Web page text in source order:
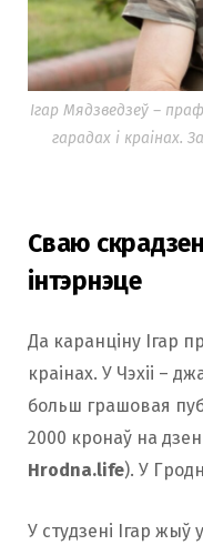
Ігар Мядзведзеў –
гарадах і краінах.
Сваю
інтэрнэце
Да каранціну Ігар
краінах. У Чэхіі –
больш грашовая
2000 кронаў на
Hrodna.life). У
У студзені Ігар жыў